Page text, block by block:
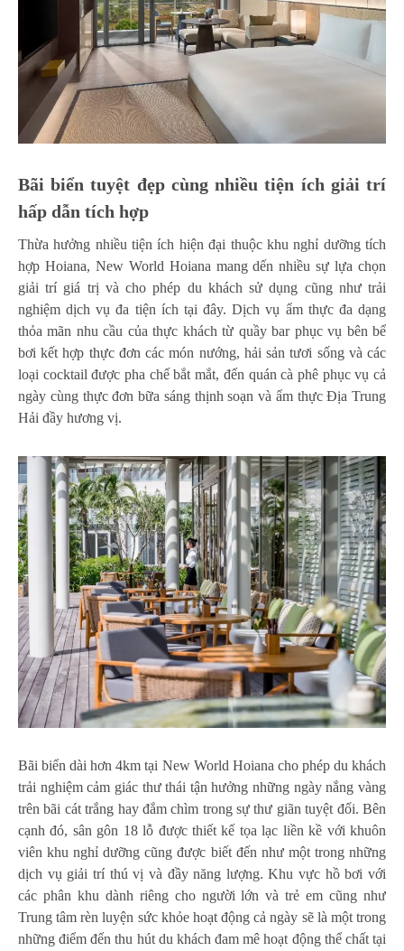
Bãi biển tuyệt đẹp cùng nhiều tiện ích giải trí
hấp dẫn tích hợp
Thừa hưởng nhiều tiện ích hiện đại thuộc khu nghỉ dưỡng tích
hợp Hoiana, New World Hoiana mang dến nhiều sự lựa chọn
giải trí giá trị và cho phép du khách sử dụng cũng như trải
nghiệm dịch vụ đa tiện ích tại đây. Dịch vụ ẩm thực đa dạng
thỏa mãn nhu cầu của thực khách từ quầy bar phục vụ bên bể
bơi kết hợp thực đơn các món nướng, hải sản tươi sống và các
loại cocktail được pha chế bắt mắt, đến quán cà phê phục vụ cả
ngày cùng thực đơn bữa sáng thịnh soạn và ẩm thực Địa Trung
Hải đầy hương vị.
Bãi biển dài hơn 4km tại New World Hoiana cho phép du khách
trải nghiệm cảm giác thư thái tận hưởng những ngày nắng vàng
trên bãi cát trắng hay đắm chìm trong sự thư giãn tuyệt đối. Bên
cạnh đó, sân gôn 18 lỗ được thiết kế tọa lạc liền kề với khuôn
viên khu nghỉ dưỡng cũng được biết đến như một trong những
dịch vụ giải trí thú vị và đầy năng lượng. Khu vực hồ bơi với
các phân khu dành riêng cho người lớn và trẻ em cũng như
Trung tâm rèn luyện sức khỏe hoạt động cả ngày sẽ là một trong
những điểm đến thu hút du khách đam mê hoạt động thể chất tại